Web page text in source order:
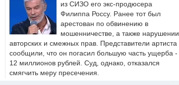
из СИЗО его экс-продюсера
Филиппа Россу. Ранее тот был
арестован по обвинению в
мошенничестве, а также нарушении
авторских и смежных прав. Представители артиста
сообщили, что он погасил большую часть ущерба -
12 миллионов рублей. Суд, однако, отказался
смягчить меру пресечения.